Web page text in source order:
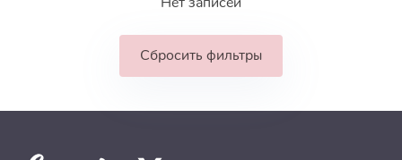
Сбросить фильтры